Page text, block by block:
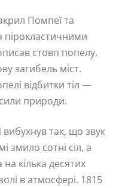
Помпеї та
стовп попелу,
загибель міст.
відбитки тіл —
природи.
вибухнув так, що звук
змило сотні сіл, а
кілька десятих
в атмосфері. 1815